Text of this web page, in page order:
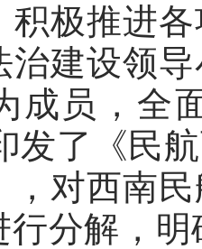
积极推进
治建设领
成员，全
发了《民
，对西南
行分解，